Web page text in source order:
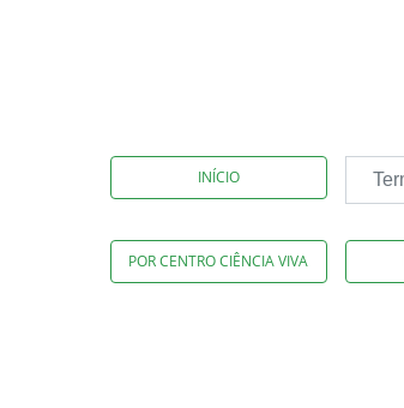
INÍCIO
POR CENTRO CIÊNCIA VIVA